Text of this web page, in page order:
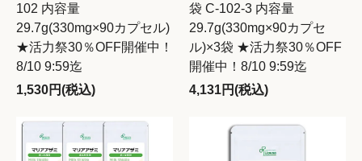
102 内容量
29.7g(330mg×90カプセル)
★活力祭30％OFF開催中！
8/10 9:59迄
1,530円(税込)
袋 C-102-3 内容量
29.7g(330mg×90カプセ
ル)×3袋 ★活力祭30％OFF
開催中！8/10 9:59迄
4,131円(税込)